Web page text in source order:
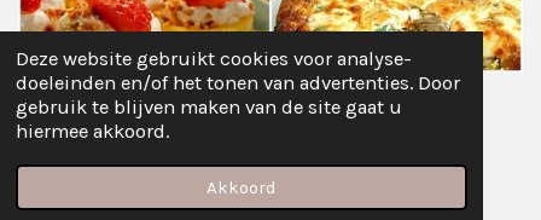
Deze website gebruikt cookies voor analyse-
doeleinden en/of het tonen van advertenties. Door
gebruik te blijven maken van de site gaat u
hiermee akkoord.
Akkoord
Delen Deel Share Pinnen Delen
Powered by